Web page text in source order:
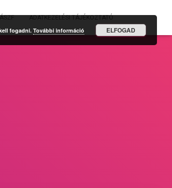
ÁSZF ADATKEZELÉSI TÁJÉKOZTATÓ
fogadni.További információ ELFOGAD